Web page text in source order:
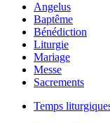
Angelus
Baptême
Bénédiction
Liturgie
Mariage
Messe
Sacrements
Temps